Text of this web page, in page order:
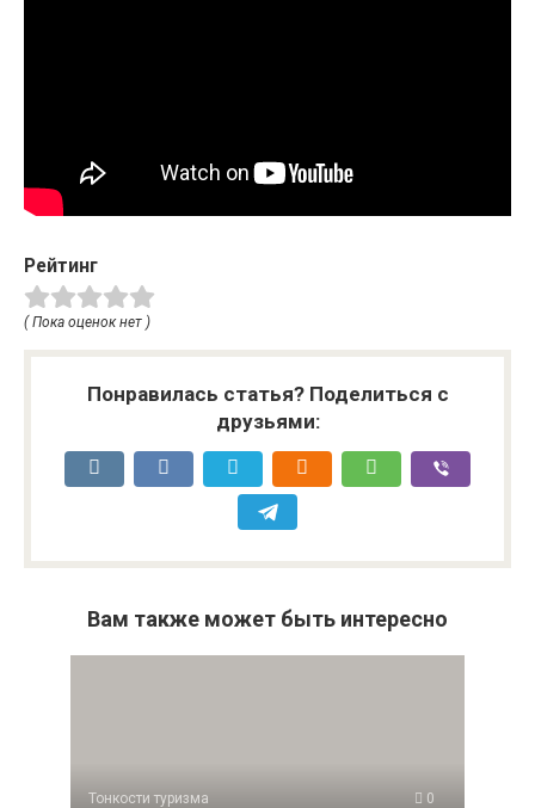
Рейтинг
( Пока оценок нет )
Понравилась статья? Поделиться с
друзьями:
Вам также может быть интересно
Тонкости туризма 0